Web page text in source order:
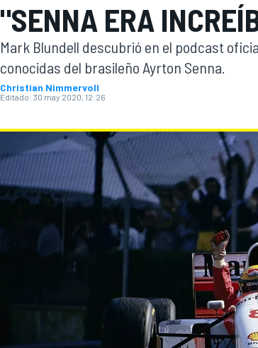
INDYCAR WRC
"SENNA ERA
Mark Blundell descubrió en el podcast
conocidas del brasileño Ayrton Senna.
Christian Nimmervoll
Editado: 30 may 2020, 12:26